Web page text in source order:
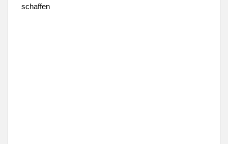
schaffen